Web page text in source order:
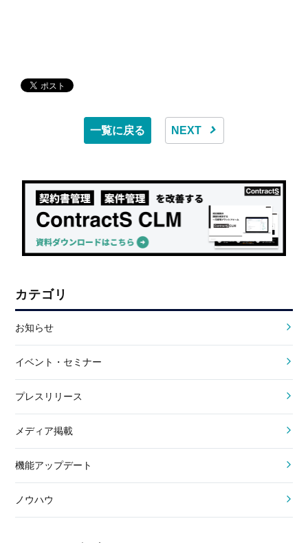
一覧に戻る NEXT
カテゴリ
お知らせ
イベント・セミナー
プレスリリース
メディア掲載
機能アップデート
ノウハウ